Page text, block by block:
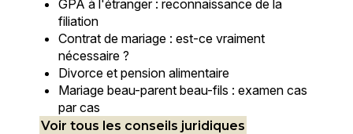
GPA à l'étranger : reconnaissance de la
filiation
Contrat de mariage : est-ce vraiment
nécessaire ?
Divorce et pension alimentaire
Mariage beau-parent beau-fils : examen cas
par cas
Voir tous les conseils juridiques